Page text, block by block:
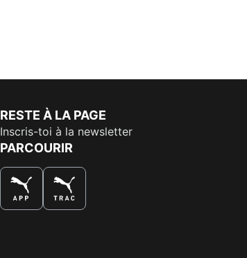
RESTE À LA PAGE
Inscris-toi à la newsletter
PARCOURIR